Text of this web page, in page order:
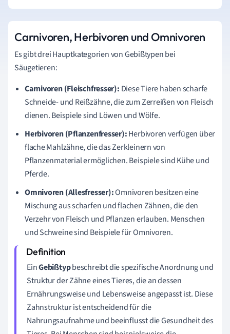
Carnivoren, Herbivoren und Omnivoren
Es gibt drei Hauptkategorien von Gebißtypen bei
Säugetieren:
Carnivoren (Fleischfresser): Diese Tiere haben scharfe
Schneide- und Reißzähne, die zum Zerreißen von Fleisch
dienen. Beispiele sind Löwen und Wölfe.
Herbivoren (Pflanzenfresser):Herbivoren verfügen über
flache Mahlzähne, die das Zerkleinern von
Pflanzenmaterial ermöglichen. Beispiele sind Kühe und
Pferde.
Omnivoren (Allesfresser):Omnivoren besitzen eine
Mischung aus scharfen und flachen Zähnen, die den
Verzehr von Fleisch und Pflanzen erlauben. Menschen
und Schweine sind Beispiele für Omnivoren.
EinGebißtypbeschreibt die spezifische Anordnung und
Struktur der Zähne eines Tieres, die an dessen
Ernährungsweise und Lebensweise angepasst ist. Diese
Zahnstruktur ist entscheidend für die
Nahrungsaufnahme und beeinflusst die Gesundheit des